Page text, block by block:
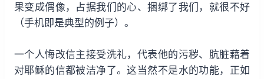
果变成偶像，占据我们的心、捆绑了我们，就很不好
（手机即是典型的例子）。
一个人悔改信主接受洗礼，代表他的污秽、肮脏藉着
对耶稣的信都被洁净了。这当然不是水的功能，正如